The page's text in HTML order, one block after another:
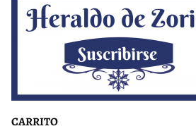
CARRITO